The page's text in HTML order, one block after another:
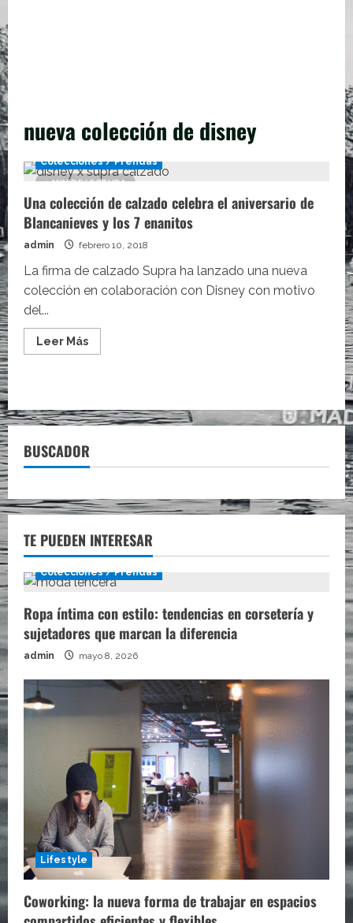
nueva colección de disney
1 MIN DE LECTURA
Colecciones / Prendas
Una colección de calzado celebra el aniversario de
Blancanieves y los 7 enanitos
admin febrero 10, 2018
La firma de calzado Supra ha lanzado una nueva
colección en colaboración con Disney con motivo
del...
Leer MásLeer
más
calzado
celebra
aniversario
7
enanitos
BUSCADOR
TE PUEDEN INTERESAR
Colecciones / Prendas
Ropa íntima con estilo: tendencias en corsetería y
sujetadores que marcan la diferencia
admin mayo 8, 2026
Lifestyle
Coworking: la nueva forma de trabajar en espacios